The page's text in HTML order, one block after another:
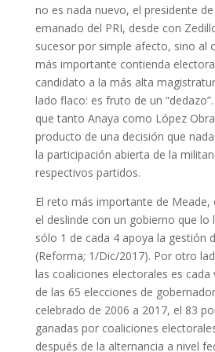
no es nada nuevo, el presidente de
emanado del PRI, desde con
sucesor por simple afecto, sino al
más importante contienda
candidato a la más alta
lado flaco: es fruto de un
que tanto Anaya como López
producto de una decisión que
la participación abierta de la
respectivos partidos.
El reto más importante de Meade,
el deslinde con un gobierno que lo
sólo 1 de cada 4 apoya la gestión
(Reforma; 1/Dic/2017). Por otro
las coaliciones electorales es cada
de las 65 elecciones de
celebrado de 2006 a 2017, el 83
ganadas por coaliciones
después de la alternancia a nivel